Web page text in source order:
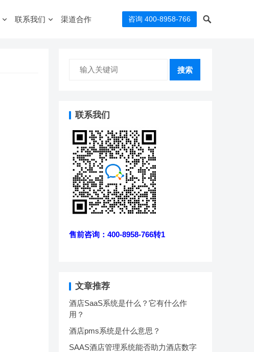
联系我们 渠道合作 咨询 400-8958-766
搜索
联系我们
售前咨询：400-8958-766转1
文章推荐
酒店SaaS系统是什么？它有什么作
用？
酒店pms系统是什么意思？
SAAS酒店管理系统能否助力酒店数字